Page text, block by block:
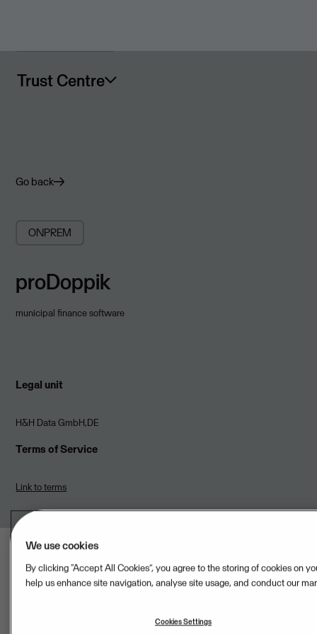
Trust Centre
Go back
ONPREM
proDoppik
municipal finance software
Legal unit
H&H Data GmbH,DE
Terms of Service
Link to terms
We use cookies
By clicking “Accept All Cookies”, you agree to the storing of cookies on
help us enhance site navigation, analyse site usage, and conduct our
Cookies Settings